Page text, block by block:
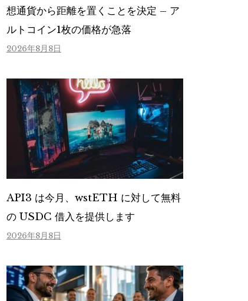
想通貨から距離を置くことを決定 – ア
ルトコイン1枚の価格が急落
2026年8月8日
API3 は今月、wstETH に対して無料
の USDC 借入を提供します
2026年8月8日